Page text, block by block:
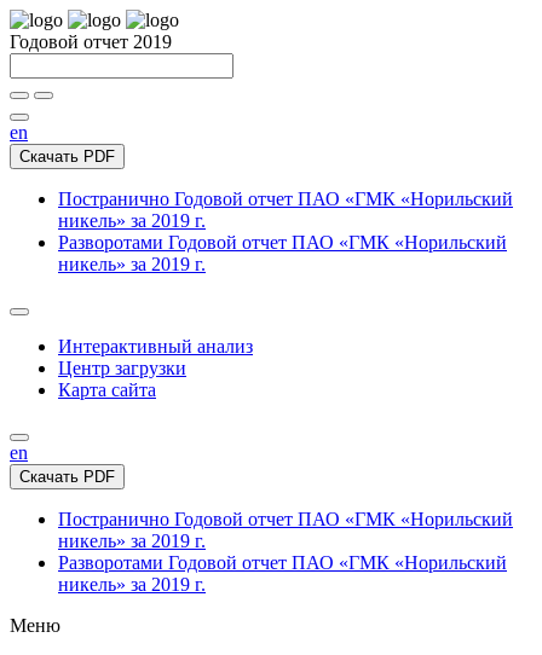
Годовой отчет 2019
en
Скачать PDF
Постранично Годовой отчет ПАО «ГМК «Норильский
никель» за 2019 г.
Разворотами Годовой отчет ПАО «ГМК «Норильский
никель» за 2019 г.
Интерактивный анализ
Центр загрузки
Карта сайта
en
Скачать PDF
Постранично Годовой отчет ПАО «ГМК «Норильский
никель» за 2019 г.
Разворотами Годовой отчет ПАО «ГМК «Норильский
никель» за 2019 г.
Меню